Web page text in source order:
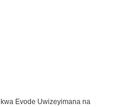
Evode Uwizeyimana na